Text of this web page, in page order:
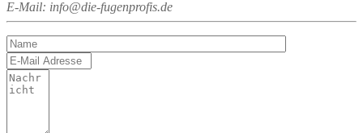
E-Mail: info@die-fugenprofis.de